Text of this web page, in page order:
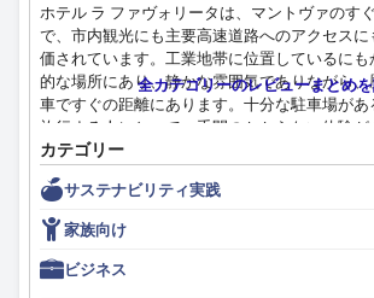
ホテル ラ ファヴォリータは、マントヴァのす
で、市内観光にも主要高速道路へのアクセス
価されています。工業地帯に位置しているにも
的な場所にあり、静かな雰囲気でありながら
車ですぐの距離にあります。十分な駐車場が
旅行する人にとって、手間のかからない体験が
朝食の提供内容については意見が分かれてお
その種類、質、丁寧なサービスを賞賛してい
トはコストを批判しており、提供される価値
と感じています。対照的に、夕食の経験は概
レストランは、コストや温度の問題に関する
その卓越した料理と行き届いたサービスで知ら
全カテゴリーのレビューまとめ
カテゴリー
サステナビリティ実践
家族向け
ビジネス